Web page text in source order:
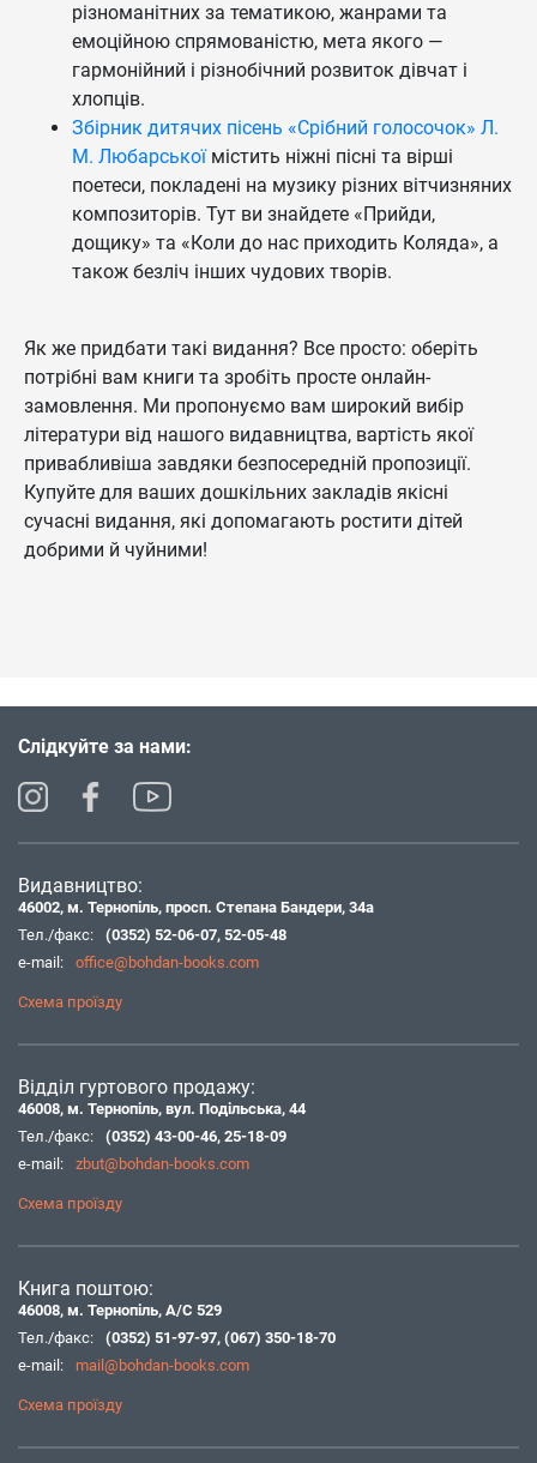
різноманітних за тематикою, жанрами та
емоційною спрямованістю, мета якого —
гармонійний і різнобічний розвиток дівчат і
хлопців.
Збірник дитячих пісень «Срібний голосочок» Л.
М. Любарськоїмістить ніжні пісні та вірші
поетеси, покладені на музику різних вітчизняних
композиторів. Тут ви знайдете «Прийди,
дощику» та «Коли до нас приходить Коляда», а
також безліч інших чудових творів.
Як же придбати такі видання? Все просто: оберіть
потрібні вам книги та зробіть просте онлайн-
замовлення. Ми пропонуємо вам широкий вибір
літератури від нашого видавництва, вартість якої
привабливіша завдяки безпосередній пропозиції.
Купуйте для ваших дошкільних закладів якісні
сучасні видання, які допомагають ростити дітей
добрими й чуйними!
Слідкуйте за нами:
Видавництво:
46002, м. Тернопіль, просп. Степана Бандери, 34а
Тел./факс:
(0352) 52-06-07, 52-05-48
e-mail:
office@bohdan-books.com
Схема проїзду
Відділ гуртового продажу:
46008, м. Тернопіль, вул. Подільська, 44
Тел./факс:
(0352) 43-00-46, 25-18-09
e-mail:
zbut@bohdan-books.com
Схема проїзду
Книга поштою:
46008, м. Тернопіль, А/С 529
Тел./факс:
(0352) 51-97-97, (067) 350-18-70
e-mail:
mail@bohdan-books.com
Схема проїзду